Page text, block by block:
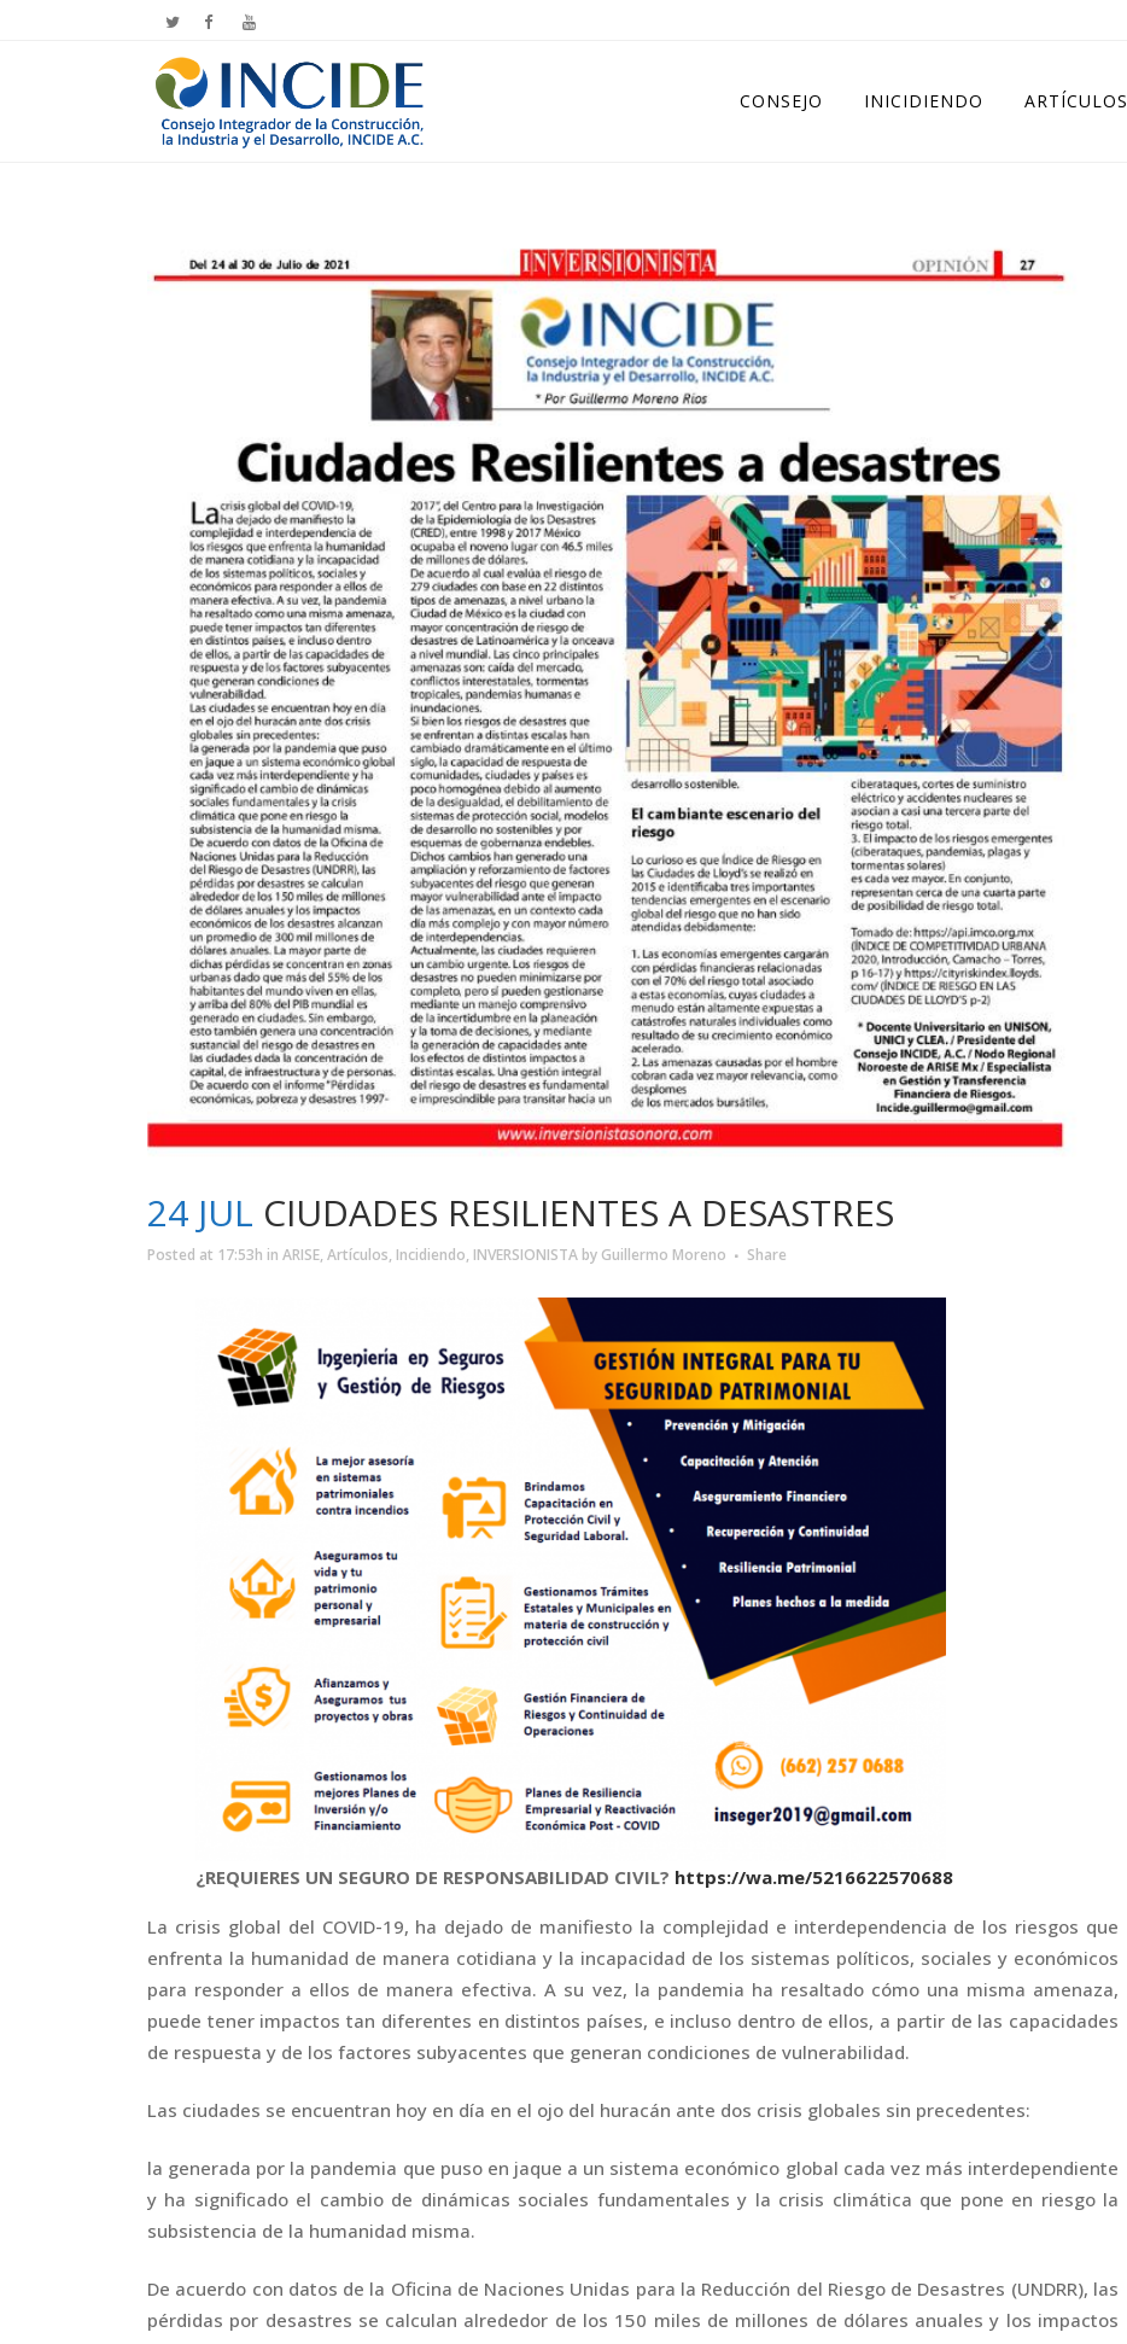
CONSEJO INICIDIENDO ARTÍCULOS
24 JUL CIUDADES RESILIENTES A DESASTRES
Posted at 17:53h in ARISE, Artículos, Incidiendo, INVERSIONISTA by Guillermo Moreno Share
¿REQUIERES UN SEGURO DE RESPONSABILIDAD CIVIL? https://wa.me/5216622570688
La crisis global del COVID-19, ha dejado de manifiesto la complejidad e interdependencia de los riesgos que
enfrenta la humanidad de manera cotidiana y la incapacidad de los sistemas políticos, sociales y económicos
para responder a ellos de manera efectiva. A su vez, la pandemia ha resaltado cómo una misma amenaza,
puede tener impactos tan diferentes en distintos países, e incluso dentro de ellos, a partir de las capacidades
de respuesta y de los factores subyacentes que generan condiciones de vulnerabilidad.
Las ciudades se encuentran hoy en día en el ojo del huracán ante dos crisis globales sin precedentes:
la generada por la pandemia que puso en jaque a un sistema económico global cada vez más interdependiente
y ha significado el cambio de dinámicas sociales fundamentales y la crisis climática que pone en riesgo la
subsistencia de la humanidad misma.
De acuerdo con datos de la Oficina de Naciones Unidas para la Reducción del Riesgo de Desastres (UNDRR), las
pérdidas por desastres se calculan alrededor de los 150 miles de millones de dólares anuales y los impactos